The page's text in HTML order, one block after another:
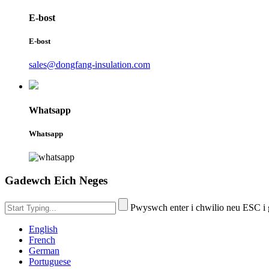
E-bost
E-bost
sales@dongfang-insulation.com
Whatsapp
Whatsapp
Gadewch Eich Neges
Pwyswch enter i chwilio neu ESC i
English
French
German
Portuguese